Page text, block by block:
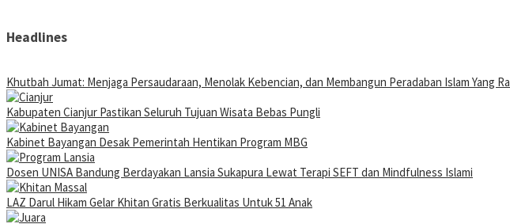
Headlines
Khutbah Jumat: Menjaga Persaudaraan, Menolak Kebencian, dan Membangun Peradaban Islam Yang
Kabupaten Cianjur Pastikan Seluruh Tujuan Wisata Bebas Pungli
Kabinet Bayangan Desak Pemerintah Hentikan Program MBG
Dosen UNISA Bandung Berdayakan Lansia Sukapura Lewat Terapi SEFT dan Mindfulness Islami
LAZ Darul Hikam Gelar Khitan Gratis Berkualitas Untuk 51 Anak